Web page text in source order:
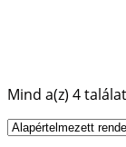
Mind a(z) 4